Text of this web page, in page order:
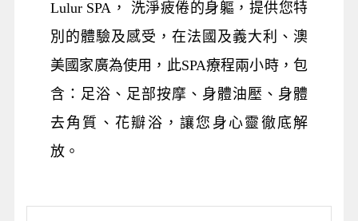
Lulur SPA， 洗淨疲倦的身軀，提供您特
別的體驗及感受，在法國及義大利、澳
美國家廣為使用，此SPA療程兩小時，包
含：足浴、足部按摩、身體油壓、身體
去角質、花瓣浴，讓您身心靈徹底解
放。